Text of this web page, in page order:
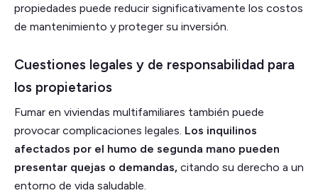
propiedades puede reducir significativamente los costos
de mantenimiento y proteger su inversión.
Cuestiones legales y de responsabilidad para
los propietarios
Fumar en viviendas multifamiliares también puede
provocar complicaciones legales. Los inquilinos
afectados por el humo de segunda mano pueden
presentar quejas o demandas, citando su derecho a un
entorno de vida saludable.